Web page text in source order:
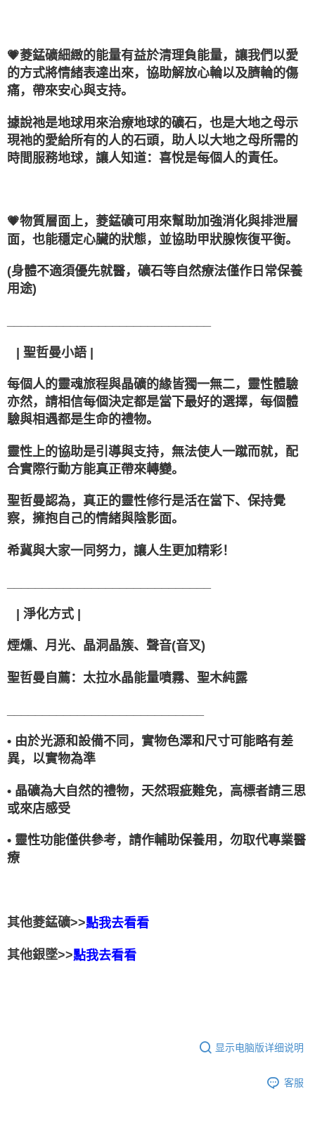
💗菱錳礦細緻的能量有益於清理負能量，讓我們以愛
的方式將情緒表達出來，協助解放心輪以及臍輪的傷
痛，帶來安心與支持。
據說祂是地球用來治療地球的礦石，也是大地之母示
現祂的愛給所有的人的石頭，助人以大地之母所需的
時間服務地球，讓人知道：喜悅是每個人的責任。
💗物質層面上，菱錳礦可用來幫助加強消化與排泄層
面，也能穩定心臟的狀態，並協助甲狀腺恢復平衡。
(身體不適須優先就醫，礦石等自然療法僅作日常保養
用途)
⠀| 聖哲曼小語 |
每個人的靈魂旅程與晶礦的緣皆獨一無二，靈性體驗
亦然，請相信每個決定都是當下最好的選擇，每個體
驗與相遇都是生命的禮物。
靈性上的協助是引導與支持，無法使人一蹴而就，配
合實際行動方能真正帶來轉變。
聖哲曼認為，真正的靈性修行是活在當下、保持覺
察，擁抱自己的情緒與陰影面。
希冀與大家一同努力，讓人生更加精彩！
⠀| 淨化方式 |
煙燻、月光、晶洞晶簇、聲音(音叉)
聖哲曼自薦：太拉水晶能量噴霧、聖木純露
• 由於光源和設備不同，實物色澤和尺寸可能略有差
異，以實物為準
• 晶礦為大自然的禮物，天然瑕疵難免，高標者請三思
或來店感受
• 靈性功能僅供參考，請作輔助保養用，勿取代專業醫
療
其他菱錳礦>>點我去看看
其他銀墜>>點我去看看
显示电脑版详细说明
客服